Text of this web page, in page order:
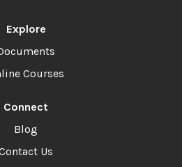
Explore
Courses
Connect
Blog
Us